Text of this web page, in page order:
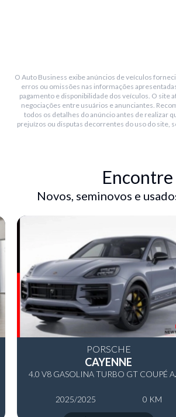
/ câmeras 360°
O Auto Business exibe anúncios de veículos
erros ou omissões nas informações
pagamento e disponibilidade dos veículos. O site
negociações entre usuários e anunciantes.
todos os detalhes do anúncio antes de realizar
prejuízos ou disputas decorrentes do uso do site,
Novos, seminovos e
PORSCHE
CAYENNE
.0
2025/2025 0 KM